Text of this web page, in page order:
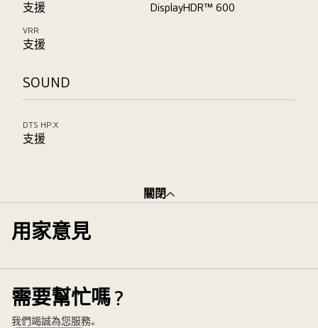
支援 DisplayHDR™ 600
VRR
支援
SOUND
DTS HP:X
支援
關閉
用家意見
需要幫忙嗎？
我們竭誠為您服務。